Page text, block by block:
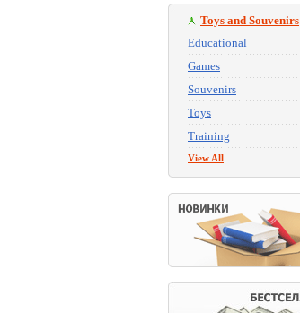
Toys and Souvenirs
Educational
Games
Souvenirs
Toys
Training
View All